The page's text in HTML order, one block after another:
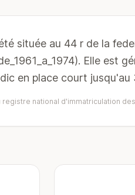
située au 44 r de la
Elle est
en place court
national d'immatriculation